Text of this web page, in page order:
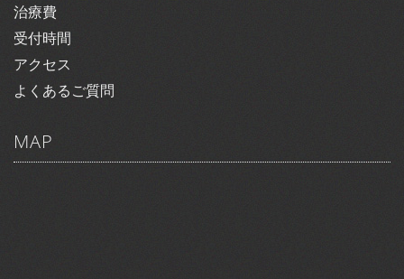
治療費
受付時間
アクセス
よくあるご質問
MAP